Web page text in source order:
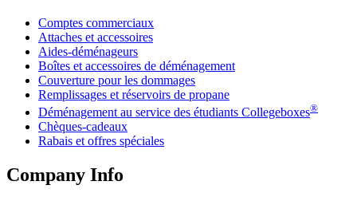
Comptes commerciaux
Attaches et accessoires
Aides-déménageurs
Boîtes et accessoires de déménagement
Couverture pour les dommages
Remplissages et réservoirs de propane
Déménagement au service des étudiants Collegeboxes®
Chèques-cadeaux
Rabais et offres spéciales
Company Info